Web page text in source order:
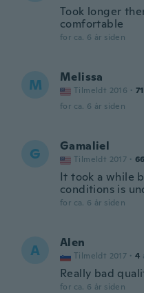
Took longer
comfortable
for ca. 6 år siden
M Melissa
Tilmeldt 2016 · 71
for ca. 6 år siden
G Gamaliel
Tilmeldt 2017 · 66
It took a while
conditions is
for ca. 6 år siden
A Alen
Tilmeldt 2017 · 4
Really bad
for ca. 6 år siden